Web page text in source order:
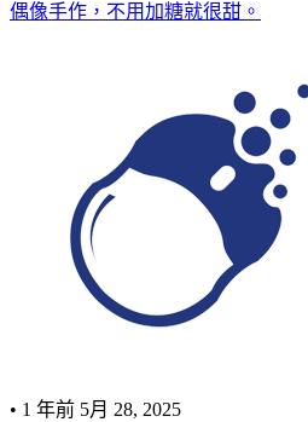
偶像手作，不用加糖就很甜。
• 1 年前 5月 28, 2025